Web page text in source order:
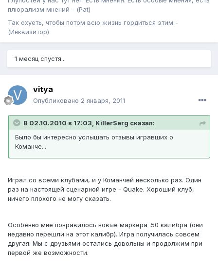
плюрализм мнений - (Pat)
Так охуеть, чтобы потом всю жизнь гордиться этим -
(Инквизитор)
1 месяц спустя...
vitya
Опубликовано 2 января, 2011
В 02.10.2010 в 17:03, KillerSerg сказал:
Было бы интересно услышать отзывы игравших о
Команче...
Играл со всеми клубами, и у Команчей несколько раз. Один
раз на настоящей сценарной игре - Quake. Хороший клуб,
ничего плохого не могу сказать.
Особенно мне понравилось новые маркера .50 калибра (они
недавно перешли на этот калибр). Игра получилась совсем
другая. Мы с друзьями остались довольны и продолжим при
первой же возможности.